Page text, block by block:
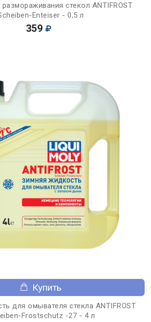
стекол ANTIFROST
Enteiser - 0,5 л
359
Купить
для омывателя стекла ANTIFROST
Frostschutz -27 - 4 л